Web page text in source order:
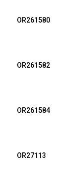
OR261580
OR261582
OR261584
OR27113